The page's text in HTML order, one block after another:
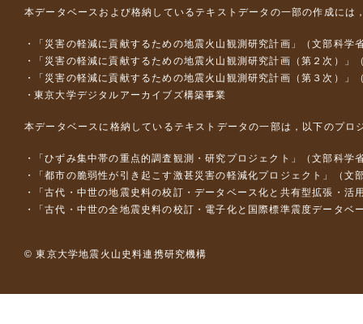
本データベースおよび格納しているテキストデータの一部の作成には
「災害の軽減に貢献するための地震火山観測研究計画」（文部科学
「災害の軽減に貢献するための地震火山観測研究計画（第２次）」
「災害の軽減に貢献するための地震火山観測研究計画（第３次）」
東京大学デジタルアーカイブズ構築事業
本データベースに格納しているテキストデータの一部は，以下のプロ
「ひずみ集中帯の重点的調査観測・研究プロジェクト」（文部科
「都市の脆弱性が引き起こす激甚災害の軽減化プロジェクト」（
「古代・中世の地震史料の校訂・データベース化と共有型拡張・
「古代・中世の全地震史料の校訂・電子化と国際標準震度データ
© 東京大学地震火山史料連携研究機構